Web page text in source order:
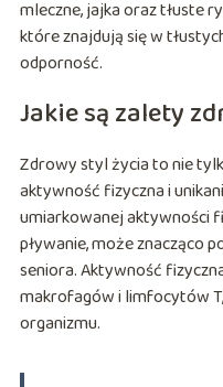
mleczne, jajka oraz tłuste
które znajdują się w
odporność.
Jakie są zalety
Zdrowy styl życia to nie
aktywność fizyczna i
umiarkowanej aktywności
pływanie, może znacząco
seniora. Aktywność
makrofagów i limfocytów
organizmu.